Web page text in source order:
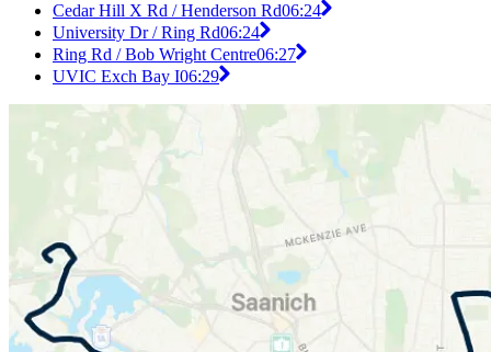
Cedar Hill X Rd / Henderson Rd06:24
University Dr / Ring Rd06:24
Ring Rd / Bob Wright Centre06:27
UVIC Exch Bay I06:29